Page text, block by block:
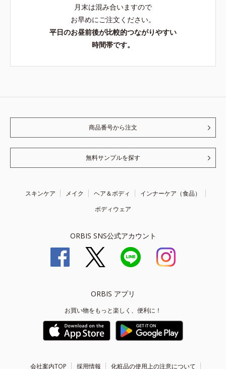
月末は混み合いますので
お早めにご注文ください。
平日のお昼前後が比較的つながりやすい
時間帯です。
商品番号から注文
無料サンプルを探す
スキンケア メイク ヘア＆ボディ
インナーケア（食品）
ボディウェア
ORBIS SNS公式アカウント
ORBIS アプリ
お買い物をもっと楽しく、便利に！
会社案内TOP 採用情報 化粧品の使用上の注意について